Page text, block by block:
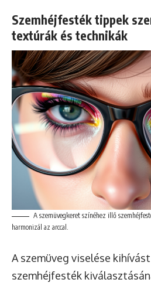
Szemhéjfesték tippek
textúrák és technikák
A szemüvegkeret színéhez illő
harmonizál az arccal.
A szemüveg viselése
szemhéjfesték